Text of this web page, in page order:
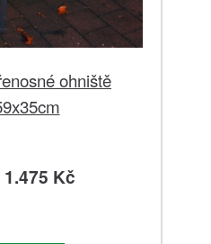
ohniště
Kč